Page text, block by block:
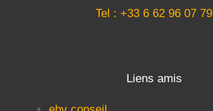
Tel : +33 6 62 96 07 79
Liens amis